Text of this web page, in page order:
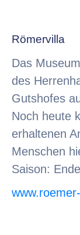
Römervilla
Das
des
Gutshofes
Noch heute
erhaltenen
Menschen
Saison: